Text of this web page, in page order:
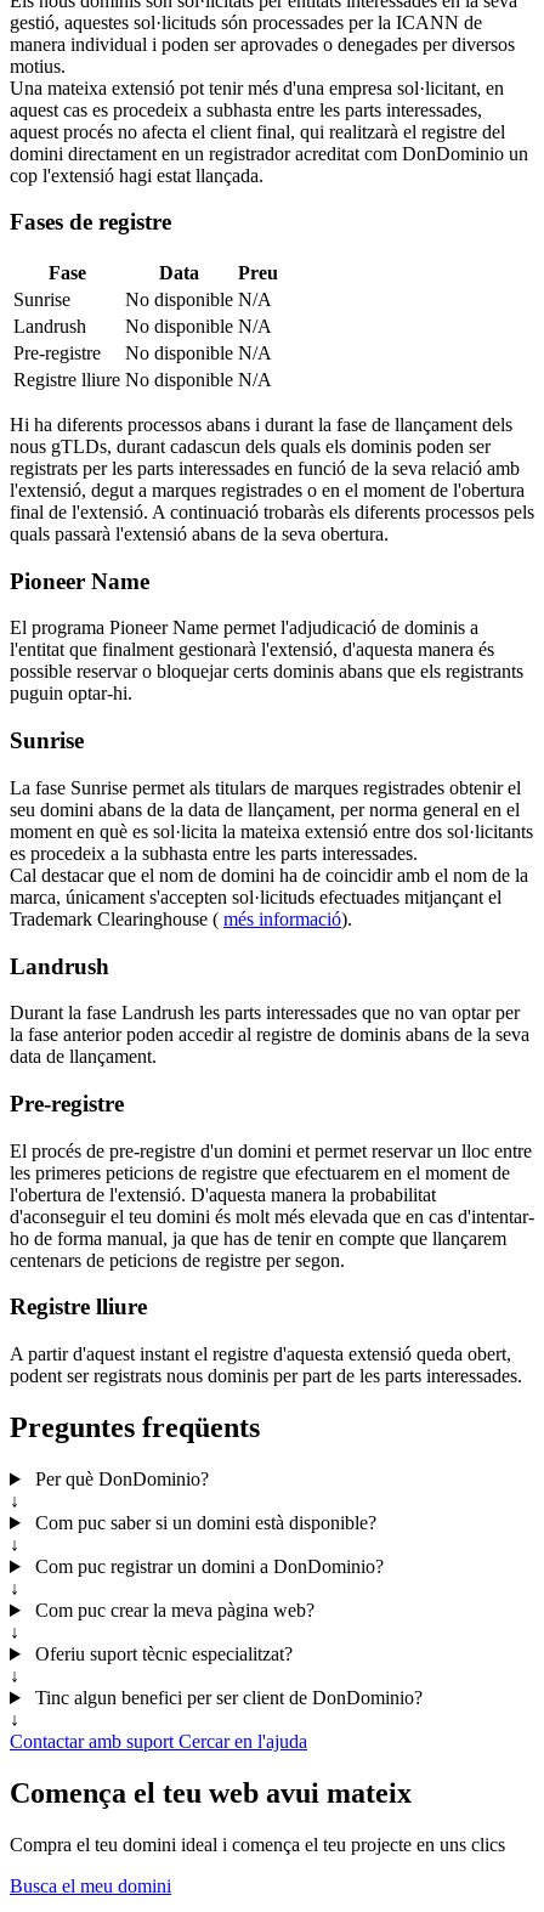
gestió, aquestes sol·licituds són processades per la ICANN de
manera individual i poden ser aprovades o denegades per diversos
motius.
Una mateixa extensió pot tenir més d'una empresa sol·licitant, en
aquest cas es procedeix a subhasta entre les parts interessades,
aquest procés no afecta el client final, qui realitzarà el registre del
domini directament en un registrador acreditat com DonDominio un
cop l'extensió hagi estat llançada.
Fases de registre
Fase Data
Preu
Sunrise
No disponible N/A
Landrush
No disponible N/A
Pre-registre
No disponible N/A
Registre lliure No disponible N/A
Hi ha diferents processos abans i durant la fase de llançament dels
nous gTLDs, durant cadascun dels quals els dominis poden ser
registrats per les parts interessades en funció de la seva relació amb
l'extensió, degut a marques registrades o en el moment de l'obertura
final de l'extensió. A continuació trobaràs els diferents processos pels
quals passarà l'extensió abans de la seva obertura.
Pioneer Name
El programa Pioneer Name permet l'adjudicació de dominis a
l'entitat que finalment gestionarà l'extensió, d'aquesta manera és
possible reservar o bloquejar certs dominis abans que els registrants
puguin optar-hi.
Sunrise
La fase Sunrise permet als titulars de marques registrades obtenir el
seu domini abans de la data de llançament, per norma general en el
moment en què es sol·licita la mateixa extensió entre dos sol·licitants
es procedeix a la subhasta entre les parts interessades.
Cal destacar que el nom de domini ha de coincidir amb el nom de la
marca, únicament s'accepten sol·licituds efectuades mitjançant el
Trademark Clearinghouse ( més informació).
Landrush
Durant la fase Landrush les parts interessades que no van optar per
la fase anterior poden accedir al registre de dominis abans de la seva
data de llançament.
Pre-registre
El procés de pre-registre d'un domini et permet reservar un lloc entre
les primeres peticions de registre que efectuarem en el moment de
l'obertura de l'extensió. D'aquesta manera la probabilitat
d'aconseguir el teu domini és molt més elevada que en cas d'intentar-
ho de forma manual, ja que has de tenir en compte que llançarem
centenars de peticions de registre per segon.
Registre lliure
A partir d'aquest instant el registre d'aquesta extensió queda obert,
podent ser registrats nous dominis per part de les parts interessades.
Preguntes freqüents
Per què DonDominio?
↓
Com puc saber si un domini està disponible?
↓
Com puc registrar un domini a DonDominio?
↓
Com puc crear la meva pàgina web?
↓
Oferiu suport tècnic especialitzat?
↓
Tinc algun benefici per ser client de DonDominio?
↓
Contactar amb suport Cercar en l'ajuda
Comença el teu web avui mateix
Compra el teu domini ideal i comença el teu projecte en uns clics
Busca el meu domini